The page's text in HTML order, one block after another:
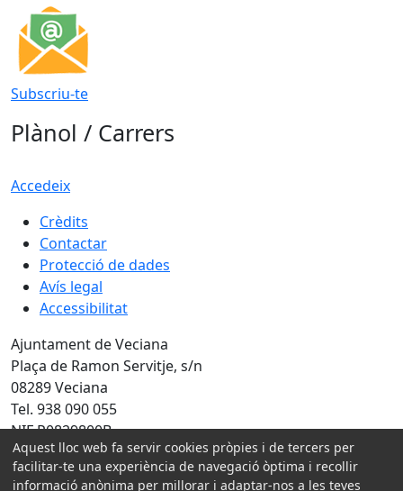
Subscriu-te
Plànol / Carrers
Accedeix
Crèdits
Contactar
Protecció de dades
Avís legal
Accessibilitat
Ajuntament de Veciana
Plaça de Ramon Servitje, s/n
08289 Veciana
Tel. 938 090 055
NIF P0829800B
Amb la col·laboració de:
Aquest lloc web fa servir cookies pròpies i de tercers per
facilitar-te una experiència de navegació òptima i recollir
informació anònima per millorar i adaptar-nos a les teves